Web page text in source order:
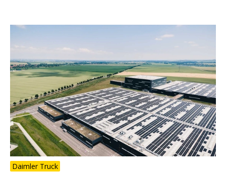
Daimler Truck